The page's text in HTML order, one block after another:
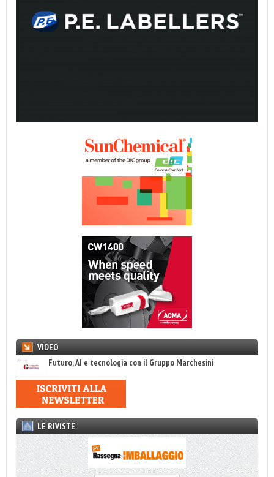
VIDEO
Futuro, AI e tecnologia con il Gruppo Marchesini
LE RIVISTE